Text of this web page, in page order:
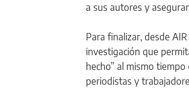
a sus autores y
Para finalizar, desde
investigación que
hecho” al mismo
periodistas y